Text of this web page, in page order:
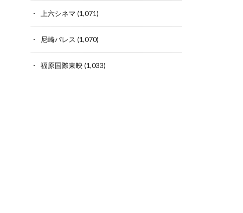
上六シネマ (1,071)
尼崎パレス (1,070)
福原国際東映(1,033)